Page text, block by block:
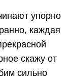
упорно
каждая
скажу от
сильно